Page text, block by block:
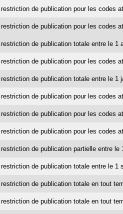
restriction de publication pour les codes
restriction de publication pour les codes
restriction de publication totale entre le 1
restriction de publication pour les codes
restriction de publication totale entre le 1
restriction de publication pour les codes
restriction de publication pour les codes
restriction de publication pour les codes
restriction de publication partielle entre le
restriction de publication totale entre le 1
restriction de publication totale en tout
restriction de publication totale en tout